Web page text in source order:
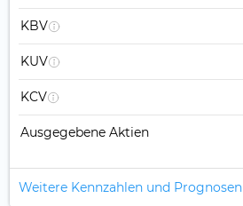
KBV
KUV
KCV
Ausgegebene Aktien
Weitere Kennzahlen und Prognosen